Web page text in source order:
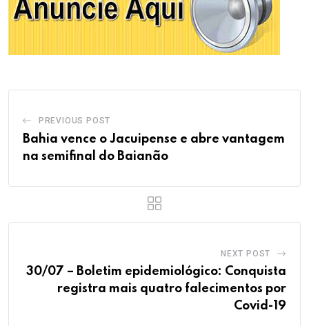
PREVIOUS POST
Bahia vence o Jacuipense e abre vantagem
na semifinal do Baianão
NEXT POST
30/07 – Boletim epidemiológico: Conquista
registra mais quatro falecimentos por
Covid-19